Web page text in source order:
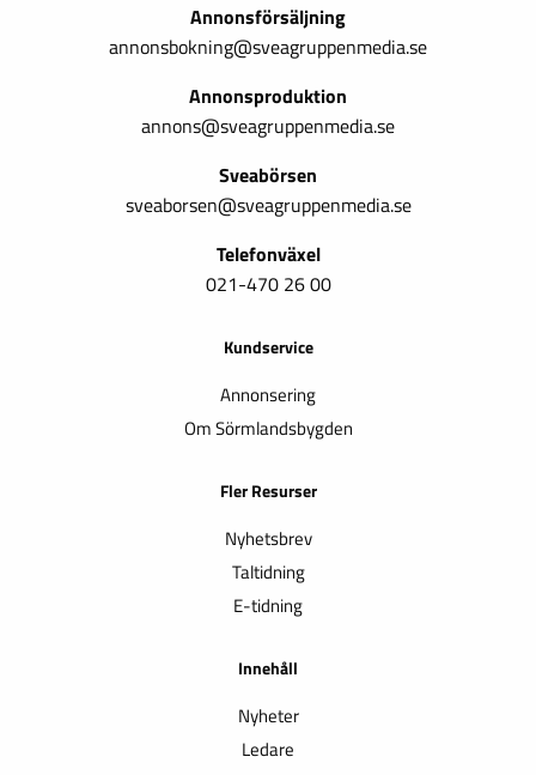
Annonsförsäljning
annonsbokning@sveagruppenmedia.se
Annonsproduktion
annons@sveagruppenmedia.se
Sveabörsen
sveaborsen@sveagruppenmedia.se
Telefonväxel
021-470 26 00
Kundservice
Annonsering
Om Sörmlandsbygden
Fler Resurser
Nyhetsbrev
Taltidning
E-tidning
Innehåll
Nyheter
Ledare